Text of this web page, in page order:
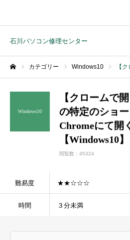
石川パソコン修理センター
カテゴリー Windows10 【クローム
Windows10
【クロームで
の特定のショ
Chromeにて開
【Windows10】
閲覧数：45324
難易度 ★★☆☆☆
時間 ３分未満